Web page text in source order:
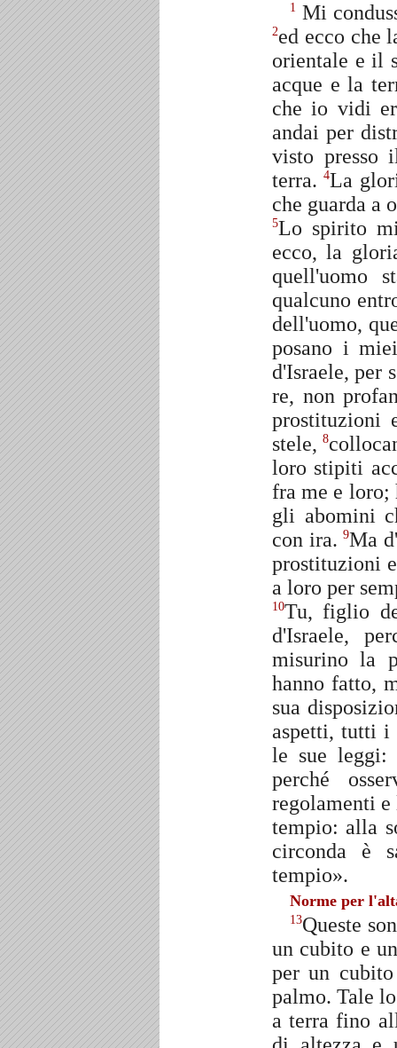
1 Mi
2ed ecco che
orientale e il
acque e la
che io vidi
andai per
visto presso
terra.4La
che guarda a
5Lo spirito
ecco, la
quell'uomo
qualcuno
dell'uomo,
posano i
d'Israele, per
re, non
prostituzioni
stele,8
loro stipiti
fra me e loro;
gli abomini
con ira.9Ma
prostituzioni
a loro per
10Tu, figlio
d'Israele,
misurino la
hanno fatto,
sua
aspetti, tutti i
le sue
perché
regolamenti
tempio: alla
circonda è
tempio».
Norme per
13Queste
un cubito e
per un
palmo. Tale
a terra fino